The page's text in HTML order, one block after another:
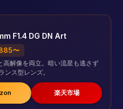
F1.4 DG DN Art
〜
高解像を両立。暗い流星も逃さず
ンス型レンズ。
楽天市場